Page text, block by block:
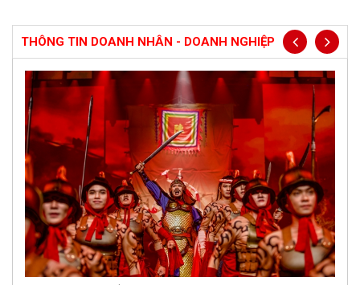
THÔNG TIN DOANH NHÂN - DOANH NGHIỆP